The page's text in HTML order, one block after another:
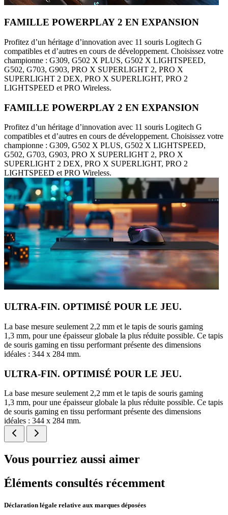
FAMILLE POWERPLAY 2 EN EXPANSION
Profitez d’un héritage d’innovation avec 11 souris Logitech G
compatibles et d’autres en cours de développement. Choisissez votre
championne : G309, G502 X PLUS, G502 X LIGHTSPEED,
G502, G703, G903, PRO X SUPERLIGHT 2, PRO X
SUPERLIGHT 2 DEX, PRO X SUPERLIGHT, PRO 2
LIGHTSPEED et PRO Wireless.
FAMILLE POWERPLAY 2 EN EXPANSION
Profitez d’un héritage d’innovation avec 11 souris Logitech G
compatibles et d’autres en cours de développement. Choisissez votre
championne : G309, G502 X PLUS, G502 X LIGHTSPEED,
G502, G703, G903, PRO X SUPERLIGHT 2, PRO X
SUPERLIGHT 2 DEX, PRO X SUPERLIGHT, PRO 2
LIGHTSPEED et PRO Wireless.
ULTRA-FIN. OPTIMISÉ POUR LE JEU.
La base mesure seulement 2,2 mm et le tapis de souris gaming
1,3 mm, pour une épaisseur globale la plus réduite possible. Ce tapis
de souris gaming en tissu performant présente des dimensions
idéales : 344 x 284 mm.
ULTRA-FIN. OPTIMISÉ POUR LE JEU.
La base mesure seulement 2,2 mm et le tapis de souris gaming
1,3 mm, pour une épaisseur globale la plus réduite possible. Ce tapis
de souris gaming en tissu performant présente des dimensions
idéales : 344 x 284 mm.
Vous pourriez aussi aimer
Éléments consultés récemment
Déclaration légale relative aux marques déposées